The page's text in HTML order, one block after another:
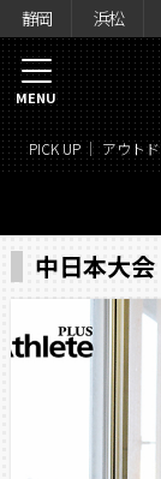
静岡 浜松
PICK UP アウト
MENU
中日本大会